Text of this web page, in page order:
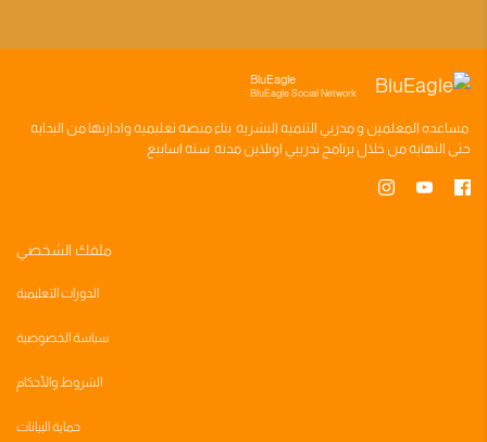
BluEagle
BluEagle Social Network
مساعده المعلمين ومدربي التنميه البشريه بناءمنصه تعليميه وادارتها من البدايه
حتى النهايه من خلال برنامج تدريبي اونلاين مدته سته اسابيع
ملفك الشخصي
الدورات التعليمية
سياسة الخصوصية
الشروط والأحكام
حماية البيانات